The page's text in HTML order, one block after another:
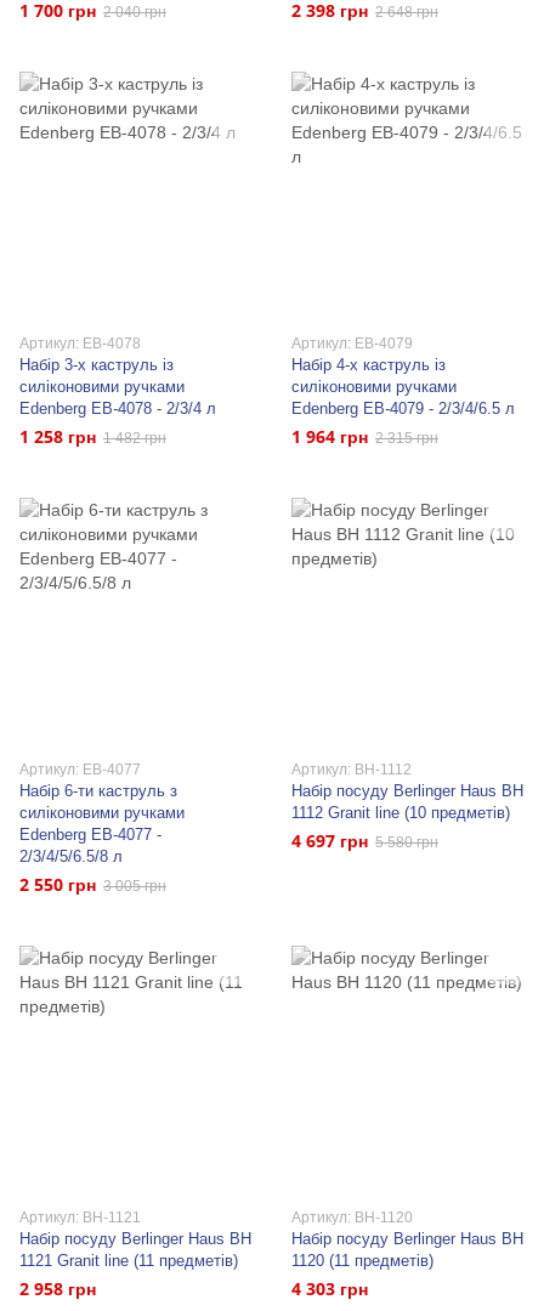
1 700 грн 2 040 грн 2 398 грн 2 648 грн
Артикул: EB-4078
Набір 3-х каструль із
силіконовими ручками
Edenberg EB-4078 - 2/3/4 л
1 258 грн 1 482 грн
Артикул: EB-4079
Набір 4-х каструль із
силіконовими ручками
Edenberg EB-4079 - 2/3/4/6.5 л
1 964 грн 2 315 грн
Артикул: EB-4077
Набір 6-ти каструль з
силіконовими ручками
Edenberg EB-4077 -
2/3/4/5/6.5/8 л
2 550 грн 3 005 грн
Артикул: BH-1112
Набір посуду Berlinger Haus BH
1112 Granit line (10 предметів)
4 697 грн 5 580 грн
Артикул: BH-1121
Набір посуду Berlinger Haus BH
1121 Granit line (11 предметів)
2 958 грн
Артикул: BH-1120
Набір посуду Berlinger Haus BH
1120 (11 предметів)
4 303 грн